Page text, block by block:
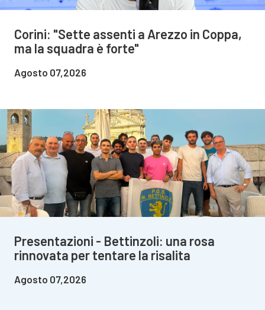
Corini: "Sette assenti a Arezzo in Coppa,
ma la squadra è forte"
Agosto 07,2026
Presentazioni - Bettinzoli: una rosa
rinnovata per tentare la risalita
Agosto 07,2026